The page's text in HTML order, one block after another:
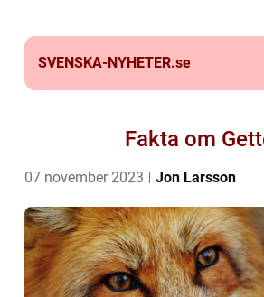
SVENSKA-NYHETER.se
Fakta om
07 november 2023 Jon Larsson